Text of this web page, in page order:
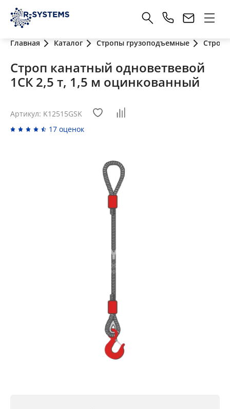
Главная Каталог Стропы грузоподъемные
Строп канатный одноветвевой
1СК 2,5 т, 1,5 м оцинкованный
Артикул: K12515GSK
17 оценок